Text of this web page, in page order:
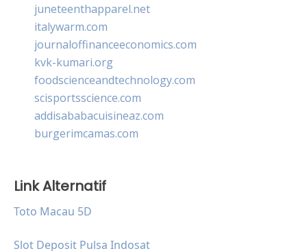
juneteenthapparel.net
italywarm.com
journaloffinanceeconomics.com
kvk-kumari.org
foodscienceandtechnology.com
scisportsscience.com
addisababacuisineaz.com
burgerimcamas.com
Link Alternatif
Toto Macau 5D
Slot Deposit Pulsa Indosat